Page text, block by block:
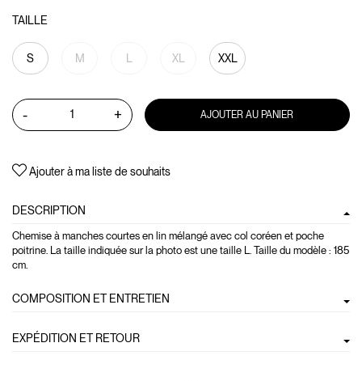
TAILLE
S M XL XXL
- + AJOUTER AU PANIER
Ajouter à ma liste de souhaits
DESCRIPTION
Chemise à manches courtes en lin mélangé avec col coréen et poche
poitrine. La taille indiquée sur la photo est une taille L. Taille du modèle : 185
cm.
COMPOSITION ET ENTRETIEN
EXPÉDITION ET RETOUR